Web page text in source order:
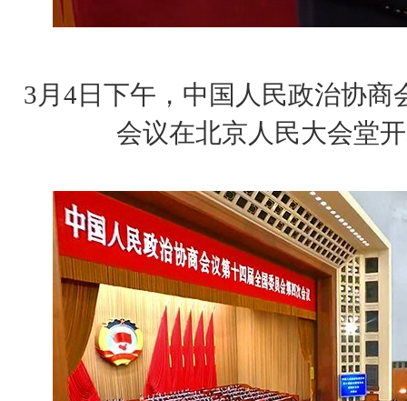
3月4日下午，中国人民政治协
会议在北京人民大会堂